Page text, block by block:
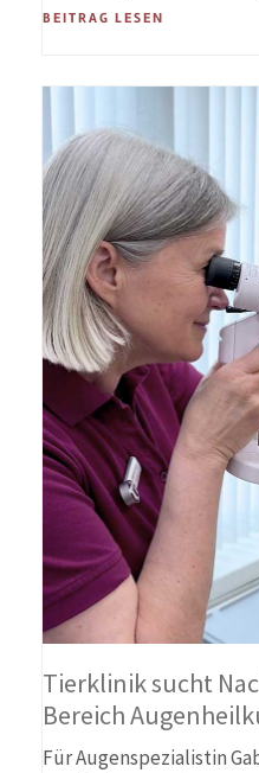
BEITRAG LESEN
Tierklinik sucht
Bereich
Für Augenspezialistin